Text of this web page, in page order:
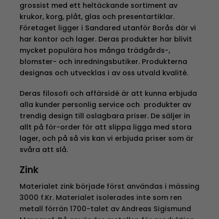
grossist med ett heltäckande sortiment av
krukor, korg, plåt, glas och presentartiklar.
Företaget ligger i Sandared utanför Borås där vi
har kontor och lager. Deras produkter har blivit
mycket populära hos många trädgårds-,
blomster- och inredningsbutiker. Produkterna
designas och utvecklas i av oss utvald kvalité.
Deras filosofi och affärsidé är att kunna erbjuda
alla kunder personlig service och produkter av
trendig design till oslagbara priser. De säljer in
allt på för-order för att slippa ligga med stora
lager, och på så vis kan vi erbjuda priser som är
svåra att slå.
Zink
Materialet zink började först användas i mässing
3000 f.Kr. Materialet isolerades inte som ren
metall förrän 1700-talet av Andreas Sigismund